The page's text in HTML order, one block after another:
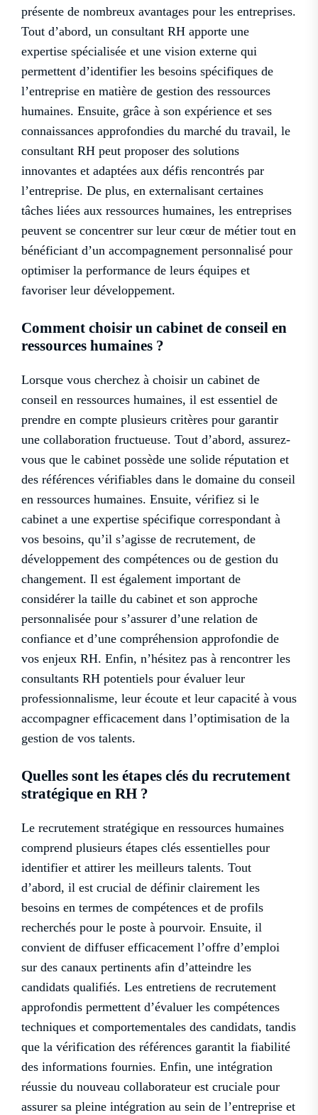
présente de nombreux avantages pour les entreprises.
Tout d’abord, un consultant RH apporte une
expertise spécialisée et une vision externe qui
permettent d’identifier les besoins spécifiques de
l’entreprise en matière de gestion des ressources
humaines. Ensuite, grâce à son expérience et ses
connaissances approfondies du marché du travail, le
consultant RH peut proposer des solutions
innovantes et adaptées aux défis rencontrés par
l’entreprise. De plus, en externalisant certaines
tâches liées aux ressources humaines, les entreprises
peuvent se concentrer sur leur cœur de métier tout en
bénéficiant d’un accompagnement personnalisé pour
optimiser la performance de leurs équipes et
favoriser leur développement.
Comment choisir un cabinet de conseil en
ressources humaines ?
Lorsque vous cherchez à choisir un cabinet de
conseil en ressources humaines, il est essentiel de
prendre en compte plusieurs critères pour garantir
une collaboration fructueuse. Tout d’abord, assurez-
vous que le cabinet possède une solide réputation et
des références vérifiables dans le domaine du conseil
en ressources humaines. Ensuite, vérifiez si le
cabinet a une expertise spécifique correspondant à
vos besoins, qu’il s’agisse de recrutement, de
développement des compétences ou de gestion du
changement. Il est également important de
considérer la taille du cabinet et son approche
personnalisée pour s’assurer d’une relation de
confiance et d’une compréhension approfondie de
vos enjeux RH. Enfin, n’hésitez pas à rencontrer les
consultants RH potentiels pour évaluer leur
professionnalisme, leur écoute et leur capacité à vous
accompagner efficacement dans l’optimisation de la
gestion de vos talents.
Quelles sont les étapes clés du recrutement
stratégique en RH ?
Le recrutement stratégique en ressources humaines
comprend plusieurs étapes clés essentielles pour
identifier et attirer les meilleurs talents. Tout
d’abord, il est crucial de définir clairement les
besoins en termes de compétences et de profils
recherchés pour le poste à pourvoir. Ensuite, il
convient de diffuser efficacement l’offre d’emploi
sur des canaux pertinents afin d’atteindre les
candidats qualifiés. Les entretiens de recrutement
approfondis permettent d’évaluer les compétences
techniques et comportementales des candidats, tandis
que la vérification des références garantit la fiabilité
des informations fournies. Enfin, une intégration
réussie du nouveau collaborateur est cruciale pour
assurer sa pleine intégration au sein de l’entreprise et